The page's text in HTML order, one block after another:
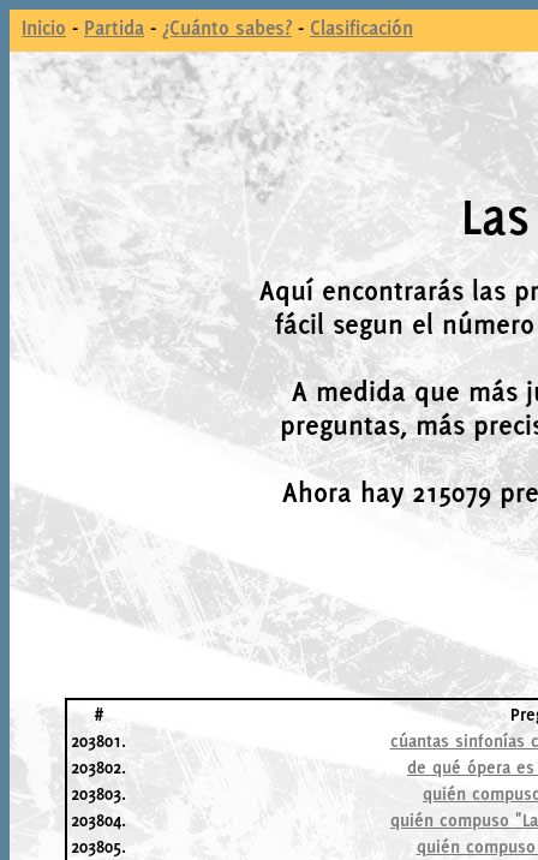
Inicio - Partida - ¿Cuánto sabes? - Clasificación
Aquí encontrarás las
fácil segun el
A medida que más
preguntas, más
Ahora hay 215079
#
203801.
cúantas sinfonías
203802.
de qué ópera
203803.
quién
203804.
quién compuso
203805.
quién